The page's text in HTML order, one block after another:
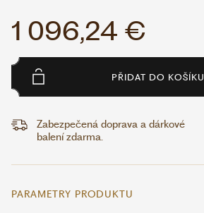
1 096,24 €
PŘIDAT DO KOŠÍKU
Zabezpečená doprava a dárkové
balení zdarma.
PARAMETRY PRODUKTU